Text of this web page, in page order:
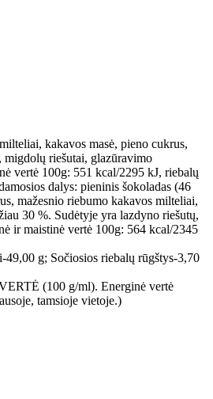
kakavos masė, pieno cukrus,
riešutai, glazūravimo
vertė 100g: 551 kcal/2295 kJ, riebalų
dalys: pieninis šokoladas (46
mažesnio riebumo kakavos milteliai,
30 %. Sudėtyje yra lazdyno riešutų,
ir maistinė vertė 100g: 564 kcal/2345
g; Sočiosios riebalų rūgštys-3,70
(100 g/ml). Energinė vertė
tamsioje vietoje.)